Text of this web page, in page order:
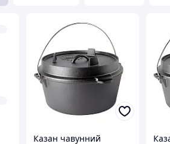
Казан чавунний